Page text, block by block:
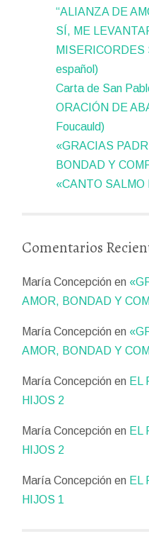
“ALIANZA DE
SÍ, ME
español)
Carta de San
ORACIÓN DE
Foucauld)
«GRACIAS
BONDAD Y
«CANTO SALMO
Comentarios
María Concepción en
AMOR, BONDAD Y
María Concepción en
AMOR, BONDAD Y
María Concepción en EL
HIJOS 2
María Concepción en EL
HIJOS 2
María Concepción en EL
HIJOS 1